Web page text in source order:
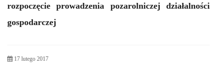
rozpoczęcie prowadzenia pozarolniczej działalności
gospodarczej
17 lutego 2017